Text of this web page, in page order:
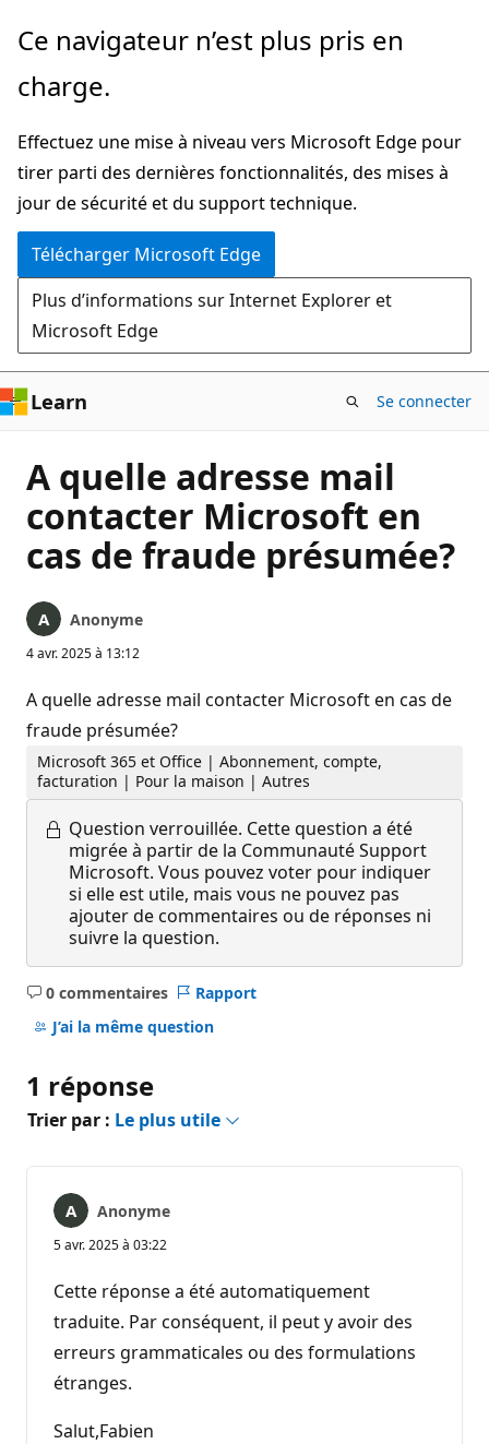
Passer
directement
au
principal
Ce navigateur n’est plus pris en
charge.
Effectuez une mise à niveau vers Microsoft Edge pour
tirer parti des dernières fonctionnalités, des mises à
jour de sécurité et du support technique.
Télécharger Microsoft Edge
Plus d’informations sur Internet Explorer et
Microsoft Edge
Learn Se connecter
A quelle adresse mail
contacter Microsoft en
cas de fraude présumée?
Anonyme
4 avr. 2025 à 13:12
A quelle adresse mail contacter Microsoft en cas de
fraude présumée?
Microsoft 365 et Office | Abonnement, compte,
facturation | Pour la maison | Autres
Question verrouillée. Cette question a été
migrée à partir de la Communauté Support
Microsoft. Vous pouvez voter pour indiquer
si elle est utile, mais vous ne pouvez pas
ajouter de commentaires ou de réponses ni
suivre la question.
0 commentaires
Aucun
commentaire
Rapport
J’ai la même question
1 réponse
Trier par : Le plus utile
Anonyme
5 avr. 2025 à 03:22
Cette réponse a été automatiquement
traduite. Par conséquent, il peut y avoir des
erreurs grammaticales ou des formulations
étranges.
Salut,Fabien